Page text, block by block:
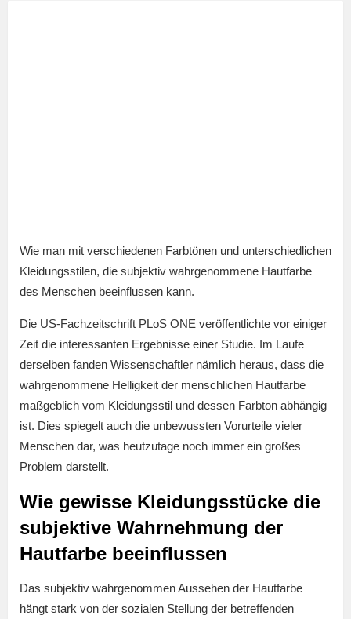
Wie man mit verschiedenen Farbtönen und unterschiedlichen
Kleidungsstilen, die subjektiv wahrgenommene Hautfarbe
des Menschen beeinflussen kann.
Die US-Fachzeitschrift PLoS ONE veröffentlichte vor einiger
Zeit die interessanten Ergebnisse einer Studie. Im Laufe
derselben fanden Wissenschaftler nämlich heraus, dass die
wahrgenommene Helligkeit der menschlichen Hautfarbe
maßgeblich vom Kleidungsstil und dessen Farbton abhängig
ist. Dies spiegelt auch die unbewussten Vorurteile vieler
Menschen dar, was heutzutage noch immer ein großes
Problem darstellt.
Wie gewisse Kleidungsstücke die
subjektive Wahrnehmung der
Hautfarbe beeinflussen
Das subjektiv wahrgenommen Aussehen der Hautfarbe
hängt stark von der sozialen Stellung der betreffenden